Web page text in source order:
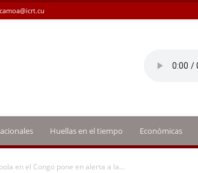
Huellas en el tiempo Económicas
en el Congo pone en alerta a la...